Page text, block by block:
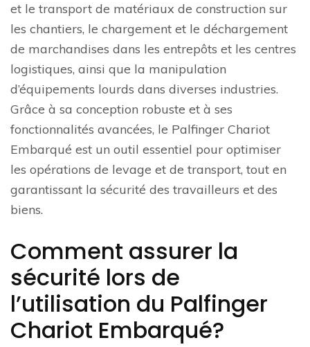
et le transport de matériaux de construction sur
les chantiers, le chargement et le déchargement
de marchandises dans les entrepôts et les centres
logistiques, ainsi que la manipulation
d’équipements lourds dans diverses industries.
Grâce à sa conception robuste et à ses
fonctionnalités avancées, le Palfinger Chariot
Embarqué est un outil essentiel pour optimiser
les opérations de levage et de transport, tout en
garantissant la sécurité des travailleurs et des
biens.
Comment assurer la
sécurité lors de
l’utilisation du Palfinger
Chariot Embarqué?